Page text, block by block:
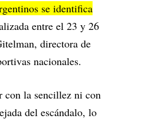
se identifica
entre el 23 y 26
directora de
nacionales.
con la sencillez ni con
del escándalo, lo